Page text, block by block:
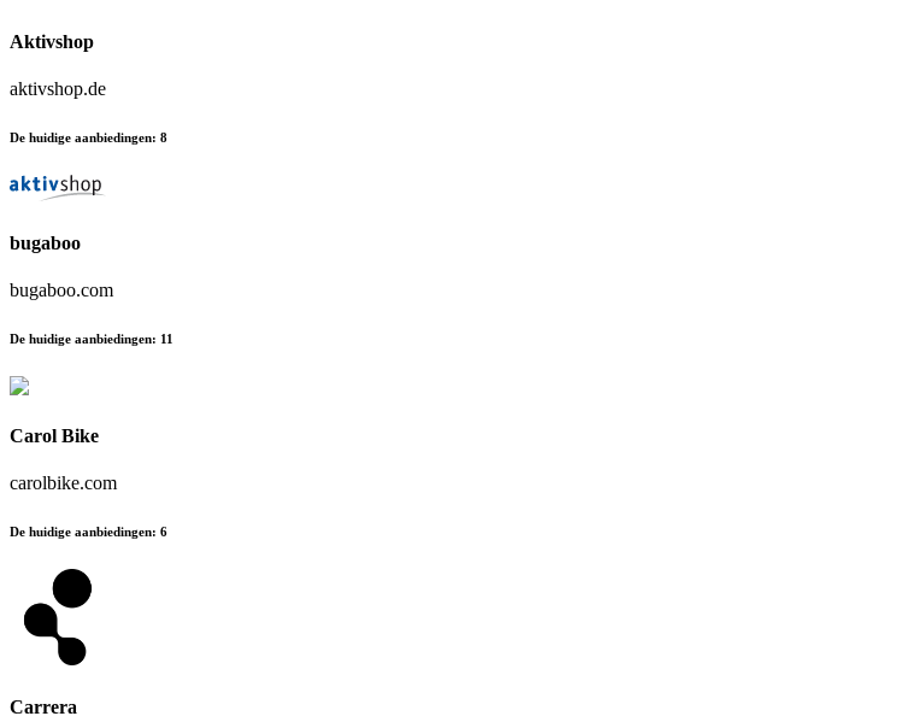
Aktivshop
aktivshop.de
De huidige aanbiedingen: 8
bugaboo
bugaboo.com
De huidige aanbiedingen: 11
Carol Bike
carolbike.com
De huidige aanbiedingen: 6
Carrera